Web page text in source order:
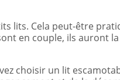
lits. Cela peut-être
en couple, ils auront
choisir un lit